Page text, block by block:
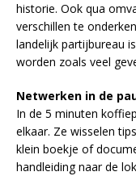
historie. Ook qua
verschillen te
landelijk partijbureau
worden zoals veel
Netwerken in de
In de 5 minuten
elkaar. Ze wisselen
klein boekje of
handleiding naar de